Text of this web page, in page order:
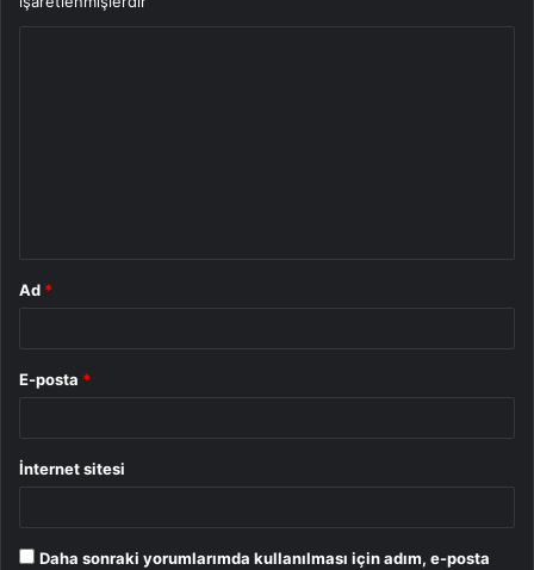
Ad *
E-posta *
İnternet sitesi
Daha sonraki yorumlarımda kullanılması için adım, e-posta